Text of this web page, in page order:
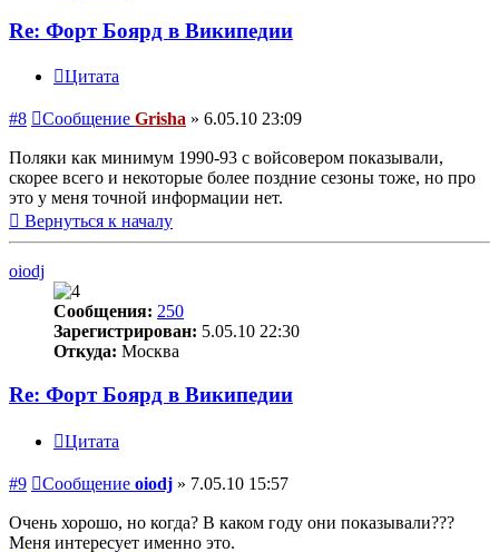
Re: Форт Боярд в Википедии
Цитата
#8 Сообщение Grisha » 6.05.10 23:09
Поляки как минимум 1990-93 с войсовером показывали,
скорее всего и некоторые более поздние сезоны тоже, но про
это у меня точной информации нет.
Вернуться к началу
oiodj
Сообщения: 250
Зарегистрирован: 5.05.10 22:30
Откуда: Москва
Re: Форт Боярд в Википедии
Цитата
#9 Сообщение oiodj » 7.05.10 15:57
Очень хорошо, но когда? В каком году они показывали???
Меня интересует именно это.